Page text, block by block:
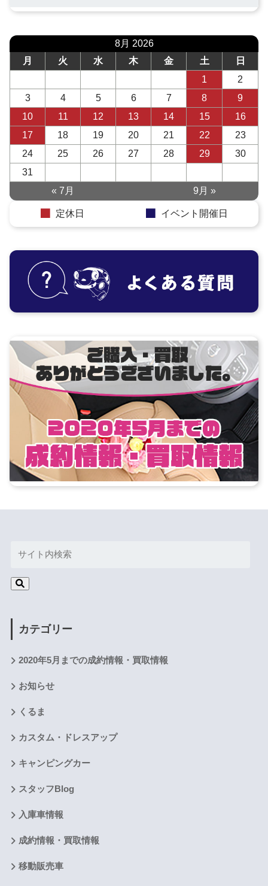
8月 2026
月
火 水 木 金 土
日
1
2
3
4 5 6 7 8
9
10
11 12 13 14 15
16
17
18 19 20 21 22
23
24
25 26 27 28 29
30
31
« 7月
9月 »
定休日 イベント開催日
カテゴリー
2020年5月までの成約情報・買取情報
お知らせ
くるま
カスタム・ドレスアップ
キャンピングカー
スタッフBlog
入庫車情報
成約情報・買取情報
移動販売車